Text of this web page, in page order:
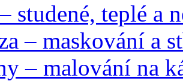
studené, teplé a
– maskování a
– malování na